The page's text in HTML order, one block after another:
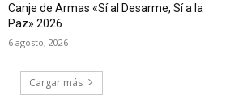
Canje de Armas «Sí al Desarme, Sí a la
Paz» 2026
6 agosto, 2026
Cargar más